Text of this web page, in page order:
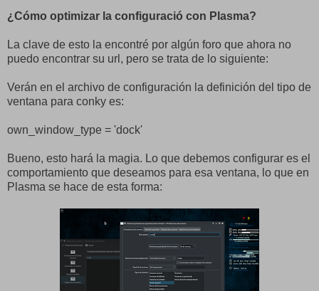
¿Cómo optimizar la configuració con Plasma?
La clave de esto la encontré por algún foro que ahora no
puedo encontrar su url, pero se trata de lo siguiente:
Verán en el archivo de configuración la definición del tipo de
ventana para conky es:
own_window_type = 'dock'
Bueno, esto hará la magia. Lo que debemos configurar es el
comportamiento que deseamos para esa ventana, lo que en
Plasma se hace de esta forma: